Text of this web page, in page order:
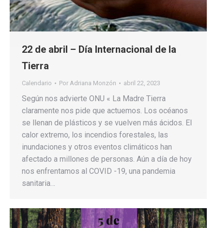
22 de abril – Día Internacional de la
Tierra
Calendario Por Adriana Monzón abril 22, 2023
Según nos advierte ONU « La Madre Tierra
claramente nos pide que actuemos. Los océanos
se llenan de plásticos y se vuelven más ácidos. El
calor extremo, los incendios forestales, las
inundaciones y otros eventos climáticos han
afectado a millones de personas. Aún a día de hoy
nos enfrentamos al COVID -19, una pandemia
sanitaria…